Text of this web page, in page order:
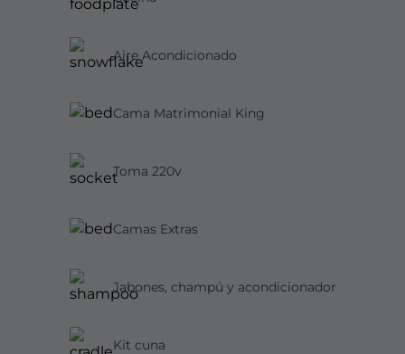
Aire Acondicionado
Cama Matrimonial King
Toma 220v
Camas Extras
Jabones, champú y acondicionador
Kit cuna